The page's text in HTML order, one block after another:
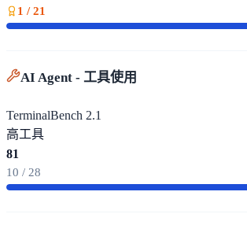
1 / 21
AI Agent - 工具使用
TerminalBench 2.1
高工具
81
10 / 28